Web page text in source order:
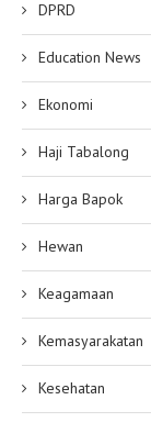
DPRD
Education News
Ekonomi
Haji Tabalong
Harga Bapok
Hewan
Keagamaan
Kemasyarakatan
Kesehatan